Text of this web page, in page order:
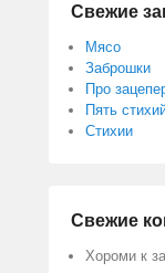
Свежие
Мясо
Заброшки
Про
Пять
Стихии
Свежие
Хороми к